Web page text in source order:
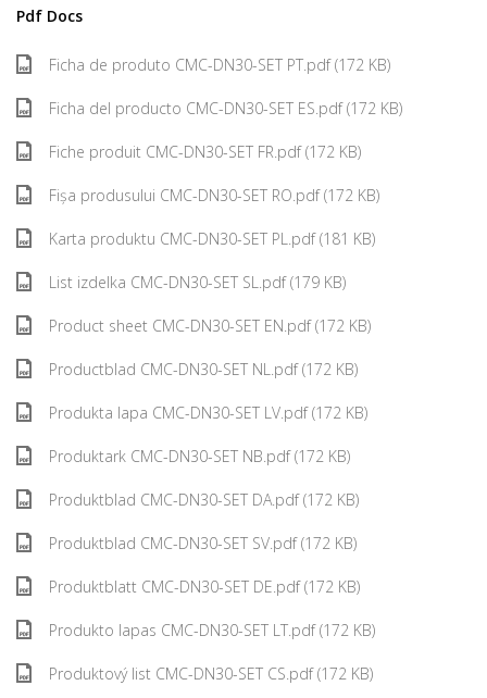
Pdf Docs
Ficha de produto CMC-DN30-SET PT.pdf (172 KB)
Ficha del producto CMC-DN30-SET ES.pdf (172 KB)
Fiche produit CMC-DN30-SET FR.pdf (172 KB)
Fișa produsului CMC-DN30-SET RO.pdf (172 KB)
Karta produktu CMC-DN30-SET PL.pdf (181 KB)
List izdelka CMC-DN30-SET SL.pdf (179 KB)
Product sheet CMC-DN30-SET EN.pdf (172 KB)
Productblad CMC-DN30-SET NL.pdf (172 KB)
Produkta lapa CMC-DN30-SET LV.pdf (172 KB)
Produktark CMC-DN30-SET NB.pdf (172 KB)
Produktblad CMC-DN30-SET DA.pdf (172 KB)
Produktblad CMC-DN30-SET SV.pdf (172 KB)
Produktblatt CMC-DN30-SET DE.pdf (172 KB)
Produkto lapas CMC-DN30-SET LT.pdf (172 KB)
Produktový list CMC-DN30-SET CS.pdf (172 KB)